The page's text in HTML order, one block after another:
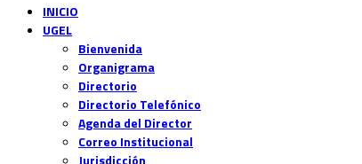
INICIO
UGEL
Bienvenida
Organigrama
Directorio
Directorio Telefónico
Agenda del Director
Correo Institucional
Jurisdicción